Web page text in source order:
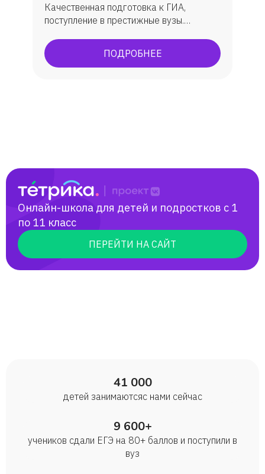
Качественная подготовка к ГИА,
поступление в престижные вузы.
балл 86 бб. ОГЭ всегда успешно, всегда
максимально сдают.ПОДРОБНЕЕ
Онлайн-школа для детей и подростков с 1
по 11 класс
ПЕРЕЙТИ НА САЙТ
41 000
детей занимаются с нами сейчас
9 600+
учеников сдали ЕГЭ на 80+ баллов и поступили в
вуз